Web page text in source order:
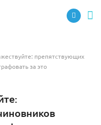
препятствующих
за это